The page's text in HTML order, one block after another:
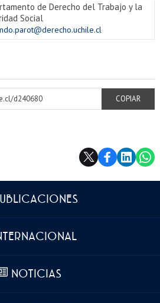
de Derecho del Trabajo y la
Social
d240680
COPIAR
NOTICIAS